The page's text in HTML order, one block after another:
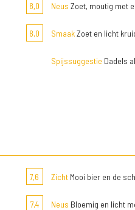
8,0 Neus Zoet, moutig met
8,0 SmaakZoet en licht
Spijssuggestie Dadels
7,6 ZichtMooi bier en de
7,4 Neus Bloemig en licht